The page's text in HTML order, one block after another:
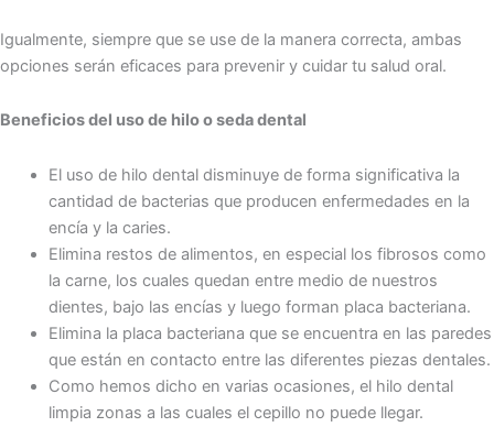
Igualmente, siempre que se use de la manera correcta, ambas
opciones serán eficaces para prevenir y cuidar tu salud oral.
Beneficios del uso de hilo o seda dental
El uso de hilo dental disminuye de forma significativa la
cantidad de bacterias que producen enfermedades en la
encía y la caries.
Elimina restos de alimentos, en especial los fibrosos como
la carne, los cuales quedan entre medio de nuestros
dientes, bajo las encías y luego forman placa bacteriana.
Elimina la placa bacteriana que se encuentra en las paredes
que están en contacto entre las diferentes piezas dentales.
Como hemos dicho en varias ocasiones, el hilo dental
limpia zonas a las cuales el cepillo no puede llegar.